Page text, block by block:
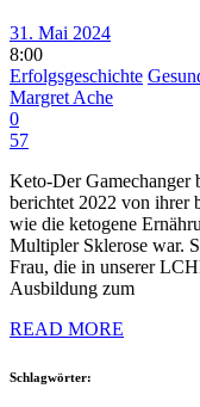
31. Mai 2024
8:00
Erfolgsgeschichte
Margret Ache
0
57
Keto-Der
berichtet 2022 von ihrer
wie die ketogene
Multipler Sklerose war.
Frau, die in unserer
Ausbildung zum
READ MORE
Schlagwörter: